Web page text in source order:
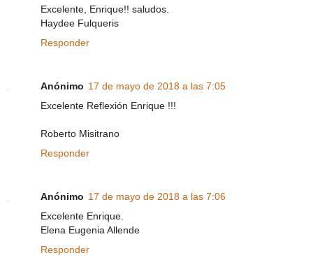
Excelente, Enrique!! saludos.
Haydee Fulqueris
Responder
Anónimo 17 de mayo de 2018 a las 7:05
Excelente Reflexión Enrique !!!
Roberto Misitrano
Responder
Anónimo 17 de mayo de 2018 a las 7:06
Excelente Enrique.
Elena Eugenia Allende
Responder